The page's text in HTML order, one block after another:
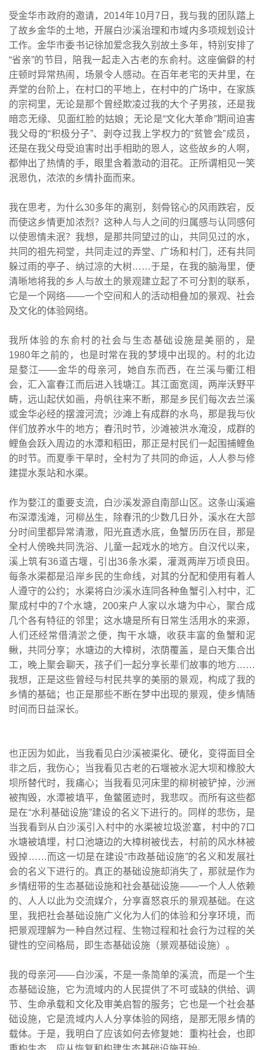
受金华市政府的邀请，2014年10月7日，我与我的团队踏上
了故乡金华的土地，开展白沙溪治理和市域内多项规划设计
工作。金华市委书记徐加爱念我久别故土多年，特别安排了
“省亲”的节目，陪我一起走入古老的东俞村。这座偏僻的村
庄顿时异常热闹，场景令人感动。在百年老宅的天井里，在
弄堂的台阶上，在村口的平地上，在村中的广场中，在家族
的宗祠里，无论是那个曾经欺凌过我的大个子男孩，还是我
暗恋无缘、见面红脸的姑娘；无论是“文化大革命”期间迫害
我父母的“积极分子”、剥夺过我上学权力的“贫管会”成员，
还是在我父母受迫害时出手相助的恩人，这些故乡的人啊，
都伸出了热情的手，眼里含着激动的泪花。正所谓相见一笑
泯恩仇，浓浓的乡情扑面而来。
我在思考，为什么30多年的离别，刻骨铭心的风雨跌宕，反
而使这乡情更加浓烈？这种人与人之间的归属感与认同感何
以使恩情未泯？我想，是那共同望过的山，共同见过的水，
共同的祖先祠堂，共同走过的弄堂、广场和村门，还有共同
躲过雨的亭子、纳过凉的大树……于是，在我的脑海里，便
清晰地将我的乡人与故土的景观建立起了不可分割的联系，
它是一个网络——一个空间和人的活动相叠加的景观、社会
及文化的体验网络。
我所体验的东俞村的社会与生态基础设施是美丽的，是
1980年之前的，也是时常在我的梦境中出现的。村的北边
是婺江——金华的母亲河，她自东而西，在兰溪与衢江相
会，汇入富春江而后进入钱塘江。其江面宽阔，两岸沃野平
畴，远山起伏如画，舟帆往来不断，那是乡民们每次去兰溪
或金华必经的摆渡河流；沙滩上有成群的水鸟，那是我与伙
伴们放养水牛的地方；春汛时节，沙滩被洪水淹没，成群的
鲤鱼会跃入周边的水潭和稻田，那正是村民们一起围捕鲤鱼
的时节。而夏季干旱时，全村为了共同的命运，人人参与修
建提水泵站和水渠。
作为婺江的重要支流，白沙溪发源自南部山区。这条山溪遍
布深潭浅滩，河柳丛生，除春汛的少数几日外，溪水在大部
分时间里都异常清澈，阳光直透水底，鱼蟹历历在目，那是
全村人傍晚共同洗浴、儿童一起戏水的地方。自汉代以来，
溪上筑有36道古堰，引出36条水渠，灌溉两岸万顷良田。
每条水渠都是沿岸乡民的生命线，对其的分配和使用有着人
人遵守的公约；水渠将白沙溪水连同各种鱼蟹引入村中，汇
聚成村中的7个水塘，200来户人家以水塘为中心，聚合成
几个各有特征的邻里；这水塘是所有日常生活用水的来源，
人们还经常借清淤之便，掏干水塘，收获丰富的鱼蟹和泥
鳅，共同分享；水塘边的大樟树，浓荫覆盖，是白天集合出
工，晚上聚会聊天，孩子们一起分享长辈们故事的地方……
我想，正是这些曾经与村民共享的美丽的景观，构成了我的
乡情的基础；也正是那些不断在梦中出现的景观，使乡情随
时间而日益深长。
也正因为如此，当我看见白沙溪被渠化、硬化，变得面目全
非之后，我伤心；当我看见古老的石堰被水泥大坝和橡胶大
坝所替代时，我痛心；当我看见河床里的柳树被铲掉，沙洲
被掏毁，水潭被填平，鱼鳖匿迹时，我悲叹。而所有这些都
是在“水利基础设施”建设的名义下进行的。同样的悲伤，是
当我看到从白沙溪引入村中的水渠被垃圾淤塞，村中的7口
水塘被填埋，村口池塘边的大樟树被伐去，村前的风水林被
毁掉……而这一切是在建设“市政基础设施”的名义和发展社
会的名义下进行的。真正的基础设施却消失了，那就是作为
乡情纽带的生态基础设施和社会基础设施——一个人人依赖
的、人人以此为交流媒介，分享喜怒哀乐的景观基础。在这
里，我把社会基础设施广义化为人们的体验和分享环境，而
把景观理解为一种自然过程、生物过程和社会行为过程的关
键性的空间格局，即生态基础设施（景观基础设施）。
我的母亲河——白沙溪，不是一条简单的溪流，而是一个生
态基础设施，它为流域内的人民提供了不可或缺的供给、调
节、生命承载和文化及审美启智的服务；它也是一个社会基
础设施，它是流域内人人分享体验的网络，是那无限乡情的
载体。于是，我明白了应该如何去修复她：重构社会，也即